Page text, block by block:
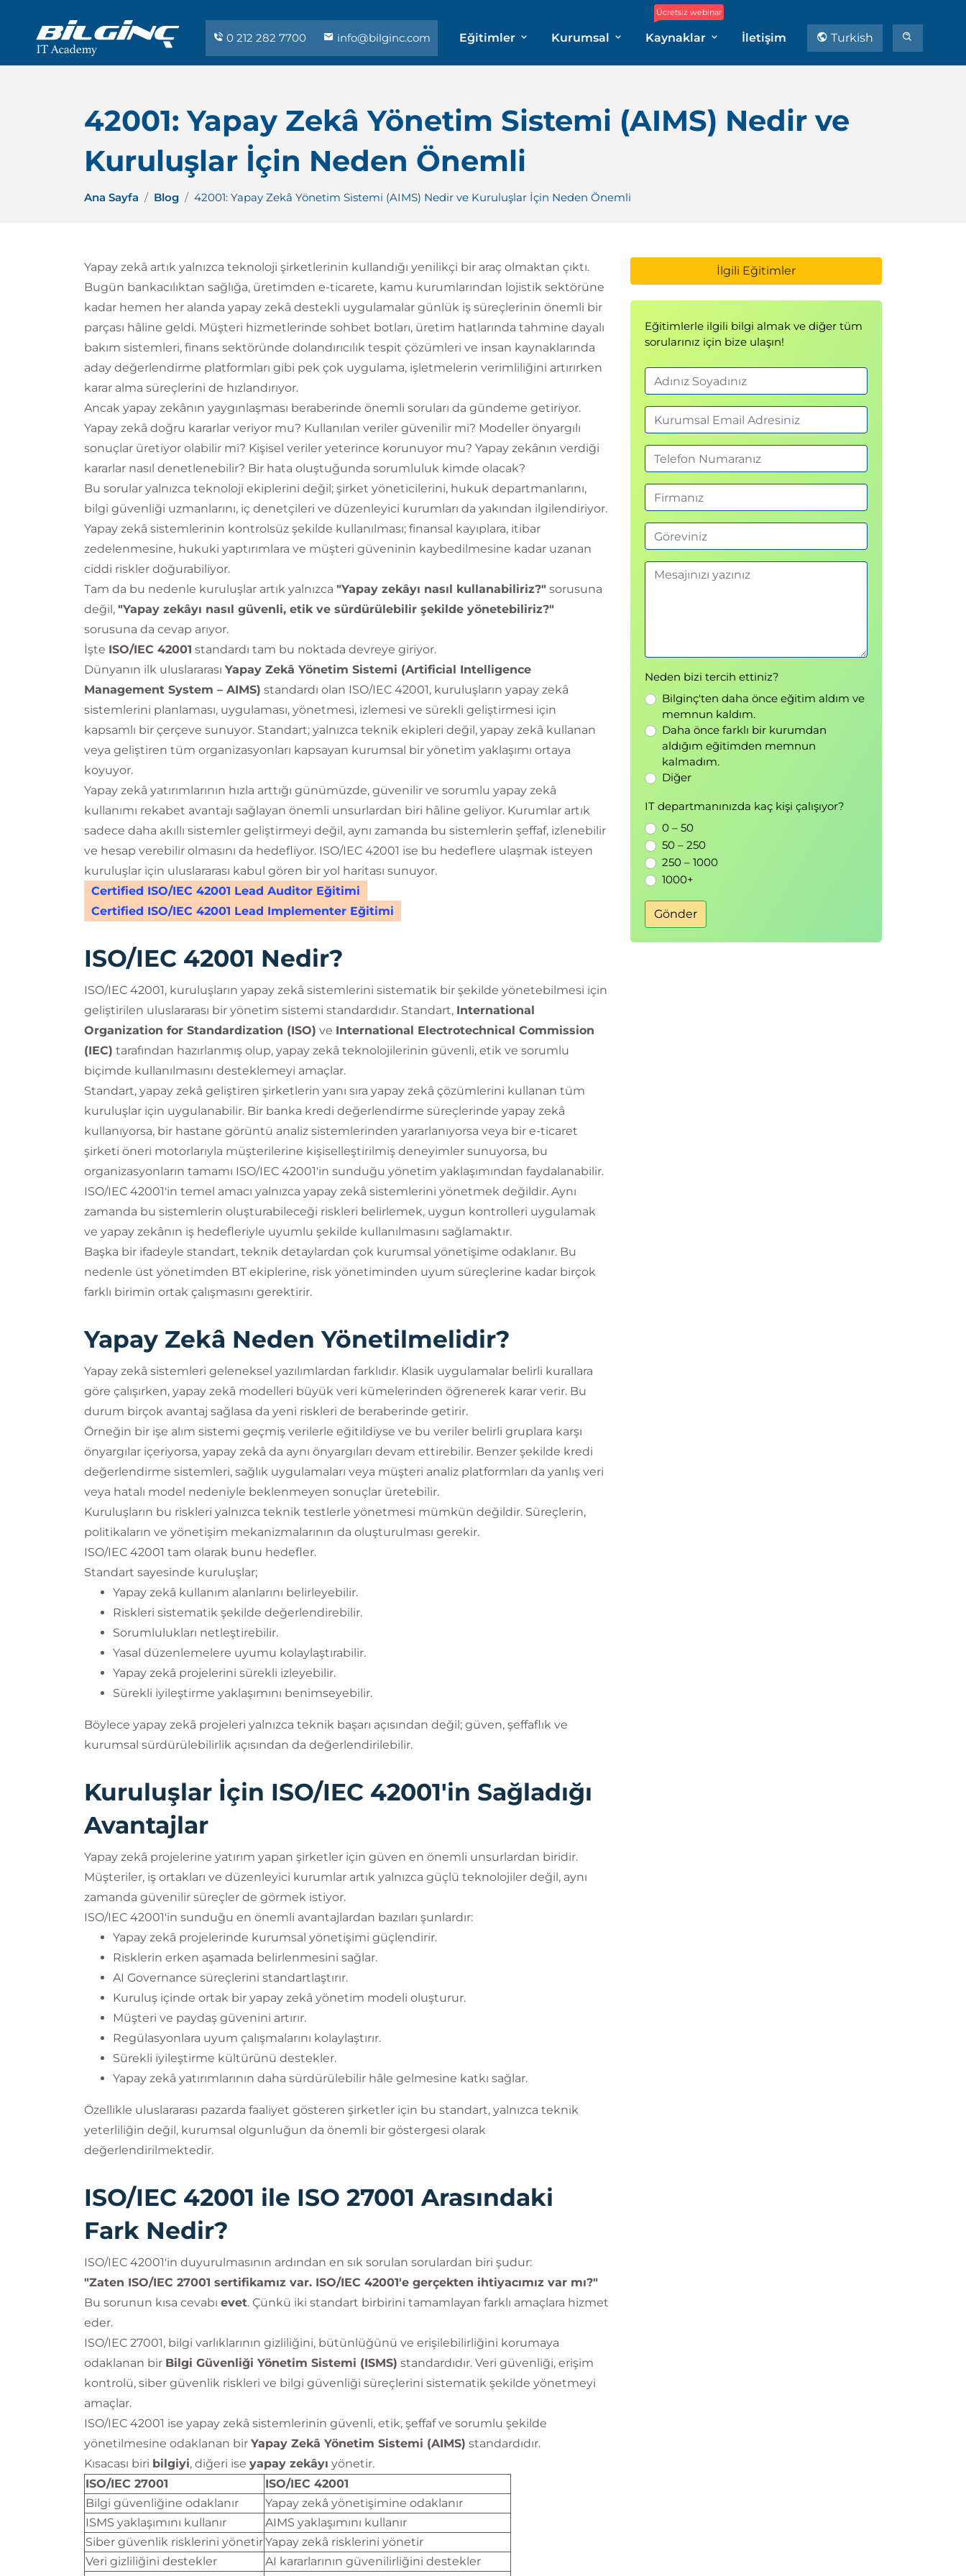
0 212 282 7700 info@bilginc.com Eğitimler Kurumsal
Ücretsiz webinar
Kaynaklar İletişim Turkish
42001: Yapay Zekâ Yönetim Sistemi (AIMS) Nedir ve
Kuruluşlar İçin Neden Önemli
Ana Sayfa Blog 42001: Yapay Zekâ Yönetim Sistemi (AIMS) Nedir ve Kuruluşlar İçin Neden Önemli
Yapay zekâ artık yalnızca teknoloji şirketlerinin kullandığı yenilikçi bir araç olmaktan çıktı.
Bugün bankacılıktan sağlığa, üretimden e-ticarete, kamu kurumlarından lojistik sektörüne
kadar hemen her alanda yapay zekâ destekli uygulamalar günlük iş süreçlerinin önemli bir
parçası hâline geldi. Müşteri hizmetlerinde sohbet botları, üretim hatlarında tahmine dayalı
bakım sistemleri, finans sektöründe dolandırıcılık tespit çözümleri ve insan kaynaklarında
aday değerlendirme platformları gibi pek çok uygulama, işletmelerin verimliliğini artırırken
karar alma süreçlerini de hızlandırıyor.
Ancak yapay zekânın yaygınlaşması beraberinde önemli soruları da gündeme getiriyor.
Yapay zekâ doğru kararlar veriyor mu? Kullanılan veriler güvenilir mi? Modeller önyargılı
sonuçlar üretiyor olabilir mi? Kişisel veriler yeterince korunuyor mu? Yapay zekânın verdiği
kararlar nasıl denetlenebilir? Bir hata oluştuğunda sorumluluk kimde olacak?
Bu sorular yalnızca teknoloji ekiplerini değil; şirket yöneticilerini, hukuk departmanlarını,
bilgi güvenliği uzmanlarını, iç denetçileri ve düzenleyici kurumları da yakından ilgilendiriyor.
Yapay zekâ sistemlerinin kontrolsüz şekilde kullanılması; finansal kayıplara, itibar
zedelenmesine, hukuki yaptırımlara ve müşteri güveninin kaybedilmesine kadar uzanan
ciddi riskler doğurabiliyor.
Tam da bu nedenle kuruluşlar artık yalnızca "Yapay zekâyı nasıl kullanabiliriz?" sorusuna
değil, "Yapay zekâyı nasıl güvenli, etik ve sürdürülebilir şekilde yönetebiliriz?"
sorusuna da cevap arıyor.
İşte ISO/IEC 42001 standardı tam bu noktada devreye giriyor.
Dünyanın ilk uluslararası Yapay Zekâ Yönetim Sistemi (Artificial Intelligence
Management System – AIMS) standardı olan ISO/IEC 42001, kuruluşların yapay zekâ
sistemlerini planlaması, uygulaması, yönetmesi, izlemesi ve sürekli geliştirmesi için
kapsamlı bir çerçeve sunuyor. Standart; yalnızca teknik ekipleri değil, yapay zekâ kullanan
veya geliştiren tüm organizasyonları kapsayan kurumsal bir yönetim yaklaşımı ortaya
koyuyor.
Yapay zekâ yatırımlarının hızla arttığı günümüzde, güvenilir ve sorumlu yapay zekâ
kullanımı rekabet avantajı sağlayan önemli unsurlardan biri hâline geliyor. Kurumlar artık
sadece daha akıllı sistemler geliştirmeyi değil, aynı zamanda bu sistemlerin şeffaf, izlenebilir
ve hesap verebilir olmasını da hedefliyor. ISO/IEC 42001 ise bu hedeflere ulaşmak isteyen
kuruluşlar için uluslararası kabul gören bir yol haritası sunuyor.
Certified ISO/IEC 42001 Lead Auditor Eğitimi
Certified ISO/IEC 42001 Lead Implementer Eğitimi
ISO/IEC 42001 Nedir?
ISO/IEC 42001, kuruluşların yapay zekâ sistemlerini sistematik bir şekilde yönetebilmesi için
geliştirilen uluslararası bir yönetim sistemi standardıdır. Standart, International
Organization for Standardization (ISO) ve International Electrotechnical Commission
(IEC) tarafından hazırlanmış olup, yapay zekâ teknolojilerinin güvenli, etik ve sorumlu
biçimde kullanılmasını desteklemeyi amaçlar.
Standart, yapay zekâ geliştiren şirketlerin yanı sıra yapay zekâ çözümlerini kullanan tüm
kuruluşlar için uygulanabilir. Bir banka kredi değerlendirme süreçlerinde yapay zekâ
kullanıyorsa, bir hastane görüntü analiz sistemlerinden yararlanıyorsa veya bir e-ticaret
şirketi öneri motorlarıyla müşterilerine kişiselleştirilmiş deneyimler sunuyorsa, bu
organizasyonların tamamı ISO/IEC 42001'in sunduğu yönetim yaklaşımından faydalanabilir.
ISO/IEC 42001'in temel amacı yalnızca yapay zekâ sistemlerini yönetmek değildir. Aynı
zamanda bu sistemlerin oluşturabileceği riskleri belirlemek, uygun kontrolleri uygulamak
ve yapay zekânın iş hedefleriyle uyumlu şekilde kullanılmasını sağlamaktır.
Başka bir ifadeyle standart, teknik detaylardan çok kurumsal yönetişime odaklanır. Bu
nedenle üst yönetimden BT ekiplerine, risk yönetiminden uyum süreçlerine kadar birçok
farklı birimin ortak çalışmasını gerektirir.
Yapay Zekâ Neden Yönetilmelidir?
Yapay zekâ sistemleri geleneksel yazılımlardan farklıdır. Klasik uygulamalar belirli kurallara
göre çalışırken, yapay zekâ modelleri büyük veri kümelerinden öğrenerek karar verir. Bu
durum birçok avantaj sağlasa da yeni riskleri de beraberinde getirir.
Örneğin bir işe alım sistemi geçmiş verilerle eğitildiyse ve bu veriler belirli gruplara karşı
önyargılar içeriyorsa, yapay zekâ da aynı önyargıları devam ettirebilir. Benzer şekilde kredi
değerlendirme sistemleri, sağlık uygulamaları veya müşteri analiz platformları da yanlış veri
veya hatalı model nedeniyle beklenmeyen sonuçlar üretebilir.
Kuruluşların bu riskleri yalnızca teknik testlerle yönetmesi mümkün değildir. Süreçlerin,
politikaların ve yönetişim mekanizmalarının da oluşturulması gerekir.
ISO/IEC 42001 tam olarak bunu hedefler.
Standart sayesinde kuruluşlar;
Yapay zekâ kullanım alanlarını belirleyebilir.
Riskleri sistematik şekilde değerlendirebilir.
Sorumlulukları netleştirebilir.
Yasal düzenlemelere uyumu kolaylaştırabilir.
Yapay zekâ projelerini sürekli izleyebilir.
Sürekli iyileştirme yaklaşımını benimseyebilir.
Böylece yapay zekâ projeleri yalnızca teknik başarı açısından değil; güven, şeffaflık ve
kurumsal sürdürülebilirlik açısından da değerlendirilebilir.
Kuruluşlar İçin ISO/IEC 42001'in Sağladığı
Avantajlar
Yapay zekâ projelerine yatırım yapan şirketler için güven en önemli unsurlardan biridir.
Müşteriler, iş ortakları ve düzenleyici kurumlar artık yalnızca güçlü teknolojiler değil, aynı
zamanda güvenilir süreçler de görmek istiyor.
ISO/IEC 42001'in sunduğu en önemli avantajlardan bazıları şunlardır:
Yapay zekâ projelerinde kurumsal yönetişimi güçlendirir.
Risklerin erken aşamada belirlenmesini sağlar.
AI Governance süreçlerini standartlaştırır.
Kuruluş içinde ortak bir yapay zekâ yönetim modeli oluşturur.
Müşteri ve paydaş güvenini artırır.
Regülasyonlara uyum çalışmalarını kolaylaştırır.
Sürekli iyileştirme kültürünü destekler.
Yapay zekâ yatırımlarının daha sürdürülebilir hâle gelmesine katkı sağlar.
Özellikle uluslararası pazarda faaliyet gösteren şirketler için bu standart, yalnızca teknik
yeterliliğin değil, kurumsal olgunluğun da önemli bir göstergesi olarak
değerlendirilmektedir.
ISO/IEC 42001 ile ISO 27001 Arasındaki
Fark Nedir?
ISO/IEC 42001'in duyurulmasının ardından en sık sorulan sorulardan biri şudur:
"Zaten ISO/IEC 27001 sertifikamız var. ISO/IEC 42001'e gerçekten ihtiyacımız var mı?"
Bu sorunun kısa cevabı evet. Çünkü iki standart birbirini tamamlayan farklı amaçlara hizmet
eder.
ISO/IEC 27001, bilgi varlıklarının gizliliğini, bütünlüğünü ve erişilebilirliğini korumaya
odaklanan bir Bilgi Güvenliği Yönetim Sistemi (ISMS) standardıdır. Veri güvenliği, erişim
kontrolü, siber güvenlik riskleri ve bilgi güvenliği süreçlerini sistematik şekilde yönetmeyi
amaçlar.
ISO/IEC 42001 ise yapay zekâ sistemlerinin güvenli, etik, şeffaf ve sorumlu şekilde
yönetilmesine odaklanan bir Yapay Zekâ Yönetim Sistemi (AIMS) standardıdır.
Kısacası biri bilgiyi, diğeri ise yapay zekâyı yönetir.
ISO/IEC 27001
ISO/IEC 42001
Bilgi güvenliğine odaklanır
Yapay zekâ yönetişimine odaklanır
ISMS yaklaşımını kullanır
AIMS yaklaşımını kullanır
Siber güvenlik risklerini yönetirYapay zekâ risklerini yönetir
Veri gizliliğini destekler
AI kararlarının güvenilirliğini destekler
İlgili Eğitimler
Eğitimlerle ilgili bilgi almak ve diğer tüm
sorularınız için bize ulaşın!
Neden bizi tercih ettiniz?
Bilginç'ten daha önce eğitim aldım ve
memnun kaldım.
Daha önce farklı bir kurumdan
aldığım eğitimden memnun
kalmadım.
Diğer
IT departmanınızda kaç kişi çalışıyor?
0 – 50
50 – 250
250 – 1000
1000+
Gönder